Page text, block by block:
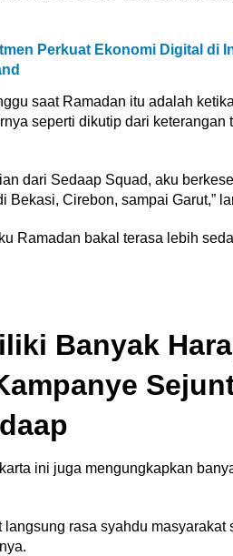
Perkuat Ekonomi Digital di
saat Ramadan itu adalah
seperti dikutip dari keterangan
dari Sedaap Squad, aku
Cirebon, sampai Garut,”
Ramadan bakal terasa lebih
Banyak
ini juga mengungkapkan
rasa syahdu masyarakat